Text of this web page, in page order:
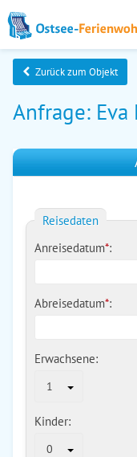
Zurück zum Objekt
Anfrage: Eva
Reisedaten
Anreisedatum*:
Abreisedatum*:
Erwachsene:
1
Kinder:
0